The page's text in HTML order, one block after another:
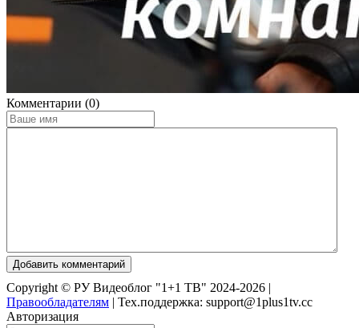
Комментарии (0)
Добавить комментарий
Copyright © РУ Видеоблог "1+1 ТВ" 2024-2026 |
Правообладателям | Тех.поддержка: support@1plus1tv.cc
Авторизация